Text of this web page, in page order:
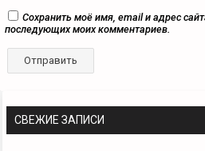
СВЕЖИЕ ЗАПИСИ
Сохранить моё имя, email и адрес
последующих моих комментариев.